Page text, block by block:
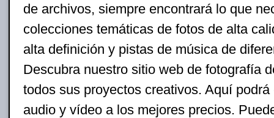
de archivos, siempre encontrará lo que
colecciones temáticas de fotos de alta
alta definición y pistas de música de
Descubra nuestro sitio web de fotografía
todos sus proyectos creativos. Aquí
audio y vídeo a los mejores precios.